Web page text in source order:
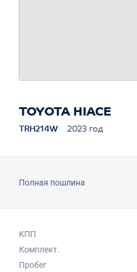
TOYOTA HIACE
TRH214W 2023 год
Полная пошлина
КПП
Комплект.
Пробег